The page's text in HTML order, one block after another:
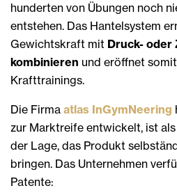
hunderten von Übungen noch
entstehen. Das Hantelsystem
Gewichtskraft mit Druck- oder
kombinieren und eröffnet
Krafttrainings.
Die Firma atlas InGymNeering
zur Marktreife entwickelt, ist
der Lage, das Produkt
bringen. Das Unternehmen
Patente: